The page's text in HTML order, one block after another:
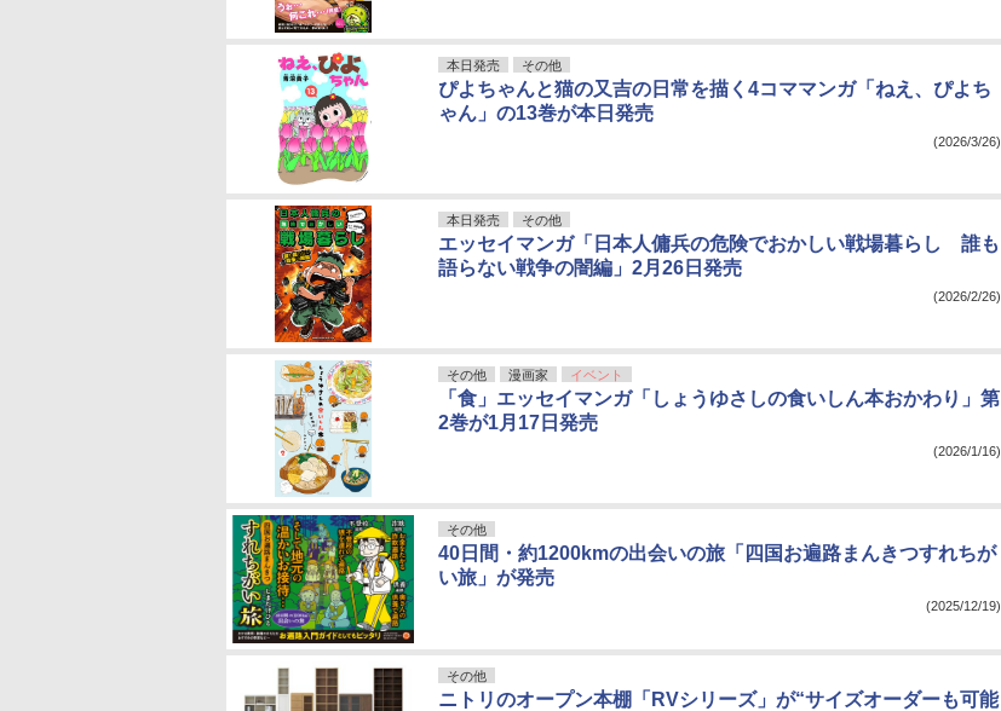
本日発売 その他
ぴよちゃんと猫の又吉の日常を描く4コママンガ「ねえ、ぴよち
ゃん」の13巻が本日発売
(2026/3/26)
本日発売 その他
エッセイマンガ「日本人傭兵の危険でおかしい戦場暮らし 誰も
語らない戦争の闇編」2月26日発売
(2026/2/26)
その他 漫画家 イベント
「食」エッセイマンガ「しょうゆさしの食いしん本おかわり」第
2巻が1月17日発売
(2026/1/16)
その他
40日間・約1200kmの出会いの旅「四国お遍路まんきつすれちが
い旅」が発売
(2025/12/19)
その他
ニトリのオープン本棚「RVシリーズ」が“サイズオーダーも可能